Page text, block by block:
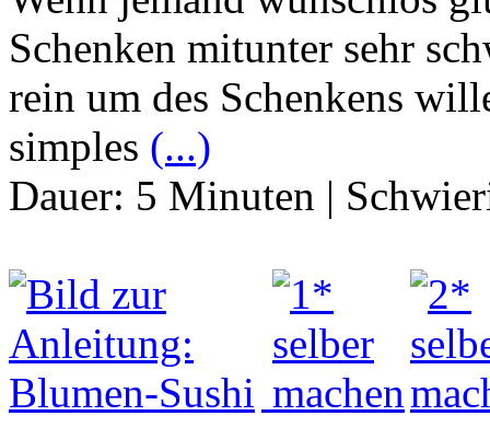
Schenken mitunter sehr
rein um des Schenkens
simples (...)
Dauer: 5 Minuten |